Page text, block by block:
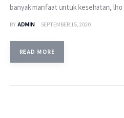
banyak manfaat untuk kesehatan, lho
BY ADMIN SEPTEMBER 15, 2020
READ MORE